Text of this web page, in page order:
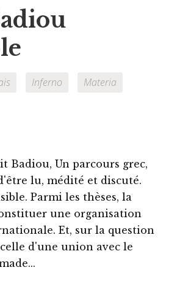
Inferno Materia
Badiou, Un parcours grec,
lu, médité et discuté.
Parmi les thèses, la
une organisation
Et, sur la question
celle d'une union avec le